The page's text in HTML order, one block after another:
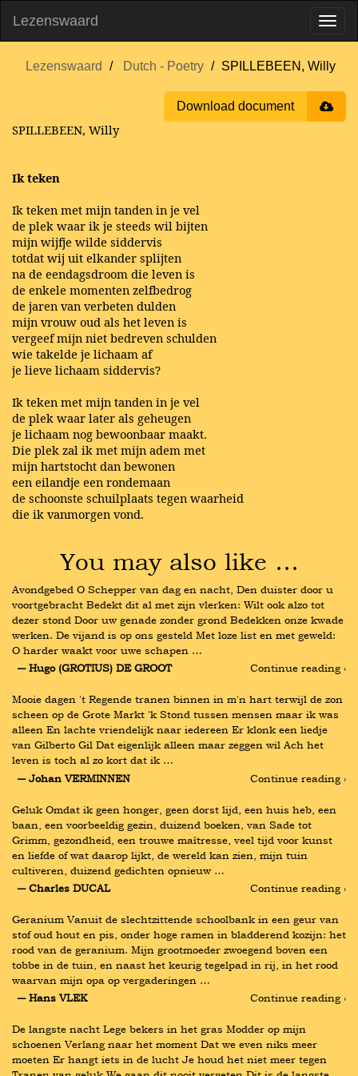
Lezenswaard
Lezenswaard Dutch - Poetry SPILLEBEEN, Willy
Download document
SPILLEBEEN, Willy
Ik teken
Ik teken met mijn tanden in je vel
de plek waar ik je steeds wil bijten
mijn wijfje wilde siddervis
totdat wij uit elkander splijten
na de eendagsdroom die leven is
de enkele momenten zelfbedrog
de jaren van verbeten dulden
mijn vrouw oud als het leven is
vergeef mijn niet bedreven schulden
wie takelde je lichaam af
je lieve lichaam siddervis?
Ik teken met mijn tanden in je vel
de plek waar later als geheugen
je lichaam nog bewoonbaar maakt.
Die plek zal ik met mijn adem met
mijn hartstocht dan bewonen
een eilandje een rondemaan
de schoonste schuilplaats tegen waarheid
die ik vanmorgen vond.
You may also like …
Avondgebed O Schepper van dag en nacht, Den duister door u
voortgebracht Bedekt dit al met zijn vlerken: Wilt ook alzo tot
dezer stond Door uw genade zonder grond Bedekken onze kwade
werken. De vijand is op ons gesteld Met loze list en met geweld:
O harder waakt voor uwe schapen …
― Hugo (GROTIUS) DE GROOT
Continue reading ›
Mooie dagen 't Regende tranen binnen in m'n hart terwijl de zon
scheen op de Grote Markt 'k Stond tussen mensen maar ik was
alleen En lachte vriendelijk naar iedereen Er klonk een liedje
van Gilberto Gil Dat eigenlijk alleen maar zeggen wil Ach het
leven is toch al zo kort dat ik …
― Johan VERMINNEN
Continue reading ›
Geluk Omdat ik geen honger, geen dorst lijd, een huis heb, een
baan, een voorbeeldig gezin, duizend boeken, van Sade tot
Grimm, gezondheid, een trouwe maîtresse, veel tijd voor kunst
en liefde of wat daarop lijkt, de wereld kan zien, mijn tuin
cultiveren, duizend gedichten opnieuw …
― Charles DUCAL
Continue reading ›
Geranium Vanuit de slechtzittende schoolbank in een geur van
stof oud hout en pis, onder hoge ramen in bladderend kozijn: het
rood van de geranium. Mijn grootmoeder zwoegend boven een
tobbe in de tuin, en naast het keurig tegelpad in rij, in het rood
waarvan mijn opa op vergaderingen …
― Hans VLEK
Continue reading ›
De langste nacht Lege bekers in het gras Modder op mijn
schoenen Verlang naar het moment Dat we even niks meer
moeten Er hangt iets in de lucht Je houd het niet meer tegen